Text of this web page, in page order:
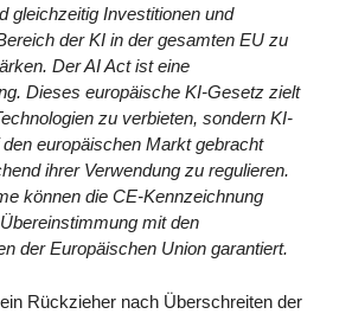
gleichzeitig Investitionen und
der KI in der gesamten EU zu
Der AI Act ist eine
Dieses europäische KI-Gesetz zielt
zu verbieten, sondern KI-
europäischen Markt gebracht
ihrer Verwendung zu regulieren.
können die CE-Kennzeichnung
mit den
der Europäischen Union garantiert.
Rückzieher nach Überschreiten der